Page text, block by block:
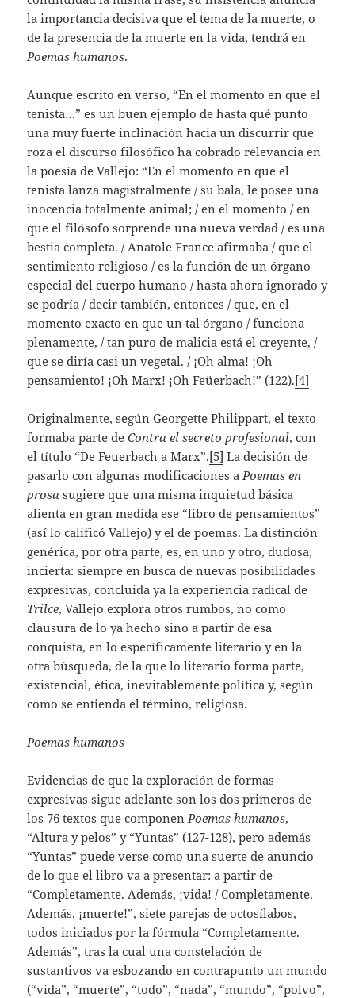
la importancia decisiva que el tema de la muerte, o
de la presencia de la muerte en la vida, tendrá en
Poemas humanos.
Aunque escrito en verso, “En el momento en que el
tenista…” es un buen ejemplo de hasta qué punto
una muy fuerte inclinación hacia un discurrir que
roza el discurso filosófico ha cobrado relevancia en
la poesía de Vallejo: “En el momento en que el
tenista lanza magistralmente / su bala, le posee una
inocencia totalmente animal; / en el momento / en
que el filósofo sorprende una nueva verdad / es una
bestia completa. / Anatole France afirmaba / que el
sentimiento religioso / es la función de un órgano
especial del cuerpo humano / hasta ahora ignorado y
se podría / decir también, entonces / que, en el
momento exacto en que un tal órgano / funciona
plenamente, / tan puro de malicia está el creyente, /
que se diría casi un vegetal. / ¡Oh alma! ¡Oh
pensamiento! ¡Oh Marx! ¡Oh Feüerbach!” (122).[4]
Originalmente, según Georgette Philippart, el texto
formaba parte deContra el secreto profesional, con
el título “De Feuerbach a Marx”.[5] La decisión de
pasarlo con algunas modificaciones a Poemas en
prosa sugiere que una misma inquietud básica
alienta en gran medida ese “libro de pensamientos”
(así lo calificó Vallejo) y el de poemas. La distinción
genérica, por otra parte, es, en uno y otro, dudosa,
incierta: siempre en busca de nuevas posibilidades
expresivas, concluida ya la experiencia radical de
Trilce, Vallejo explora otros rumbos, no como
clausura de lo ya hecho sino a partir de esa
conquista, en lo específicamente literario y en la
otra búsqueda, de la que lo literario forma parte,
existencial, ética, inevitablemente política y, según
como se entienda el término, religiosa.
Poemas humanos
Evidencias de que la exploración de formas
expresivas sigue adelante son los dos primeros de
los 76 textos que componen Poemas humanos,
“Altura y pelos” y “Yuntas” (127-128), pero además
“Yuntas” puede verse como una suerte de anuncio
de lo que el libro va a presentar: a partir de
“Completamente. Además, ¡vida! / Completamente.
Además, ¡muerte!”, siete parejas de octosílabos,
todos iniciados por la fórmula “Completamente.
Además”, tras la cual una constelación de
sustantivos va esbozando en contrapunto un mundo
(“vida”, “muerte”, “todo”, “nada”, “mundo”, “polvo”,